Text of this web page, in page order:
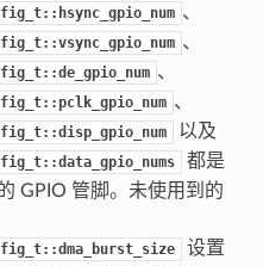
、
、
、
、
以及
都是
GPIO 管脚。未使用到的
设置